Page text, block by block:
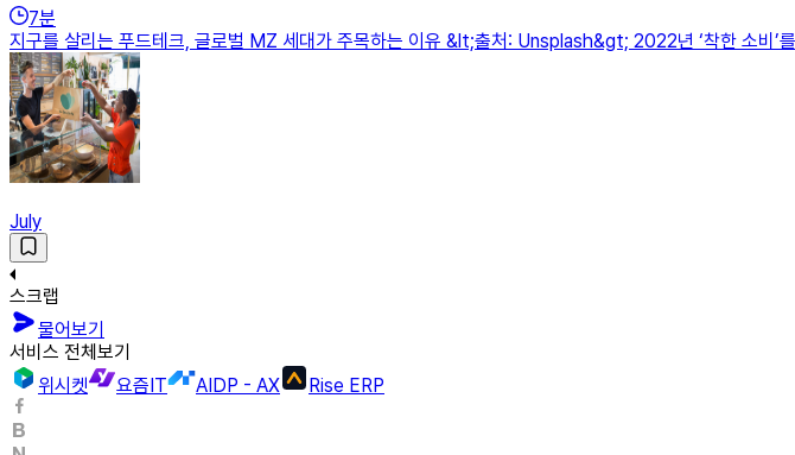
7분
지구를 살리는 푸드테크, 글로벌 MZ 세대가 주목하는 이유 &lt;출처: Unsplash&gt; 2022년 ‘착한 소비’
July
스크랩
물어보기
서비스 전체보기
위시켓
요즘IT AIDP - AX Rise ERP